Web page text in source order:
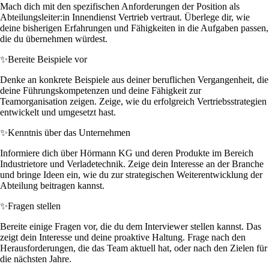
Mach dich mit den spezifischen Anforderungen der Position als
Abteilungsleiter:in Innendienst Vertrieb vertraut. Überlege dir, wie
deine bisherigen Erfahrungen und Fähigkeiten in die Aufgaben passen,
die du übernehmen würdest.
✨Bereite Beispiele vor
Denke an konkrete Beispiele aus deiner beruflichen Vergangenheit, die
deine Führungskompetenzen und deine Fähigkeit zur
Teamorganisation zeigen. Zeige, wie du erfolgreich Vertriebsstrategien
entwickelt und umgesetzt hast.
✨Kenntnis über das Unternehmen
Informiere dich über Hörmann KG und deren Produkte im Bereich
Industrietore und Verladetechnik. Zeige dein Interesse an der Branche
und bringe Ideen ein, wie du zur strategischen Weiterentwicklung der
Abteilung beitragen kannst.
✨Fragen stellen
Bereite einige Fragen vor, die du dem Interviewer stellen kannst. Das
zeigt dein Interesse und deine proaktive Haltung. Frage nach den
Herausforderungen, die das Team aktuell hat, oder nach den Zielen für
die nächsten Jahre.